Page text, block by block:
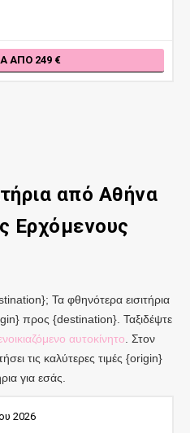
ΑΠΌ 249
από Αθήνα
Ερχόμενους
Τα φθηνότερα εισιτήρια
προς {destination}. Ταξιδέψτε
αυτοκίνητο . Στον
τις καλύτερες τιμές {origin}
για εσάς.
2026